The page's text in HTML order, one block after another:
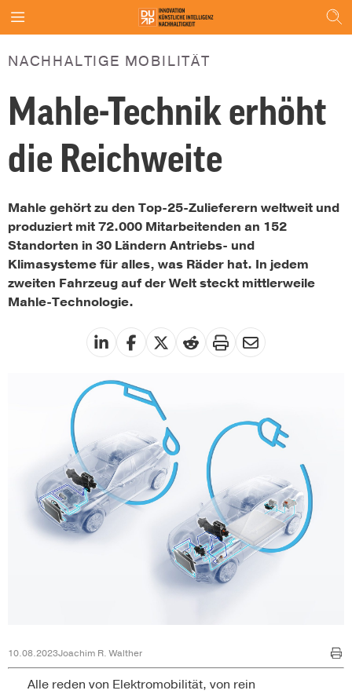
NACHHALTIGE MOBILITÄT
Mahle-Technik erhöht
die Reichweite
Mahle gehört zu den Top-25-Zulieferern weltweit und
produziert mit 72.000 Mitarbeitenden an 152
Standorten in 30 Ländern Antriebs- und
Klimasysteme für alles, was Räder hat. In jedem
zweiten Fahrzeug auf der Welt steckt mittlerweile
Mahle-Technologie.
10.08.2023Joachim R. Walther
Alle reden von Elektromobilität, von rein